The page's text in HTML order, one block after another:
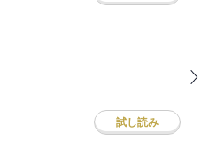
試し読み